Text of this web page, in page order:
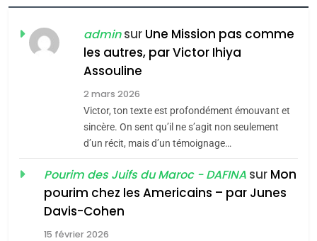
CE QUI NOUS MANQUE –
Jacques Hadida
JUDAISME
Maroc : Les amandes de
Tafraout, le miel de Tadla
Azilal consacrés produits
du terroir
DAFINA MAROC
Oeil ravageur – Vanessa
De Loya Stauber
adminsur Une Mission pas comme
les autres, par Victor Ihiya
Assouline
2 mars 2026
Victor, ton texte est profondément émouvant et
sincère. On sent qu’il ne s’agit non seulement
d’un récit, mais d’un témoignage…
Pourim des Juifs du Maroc - DAFINA sur Mon
pourim chez les Americains – par Junes
Davis-Cohen
15 février 2026